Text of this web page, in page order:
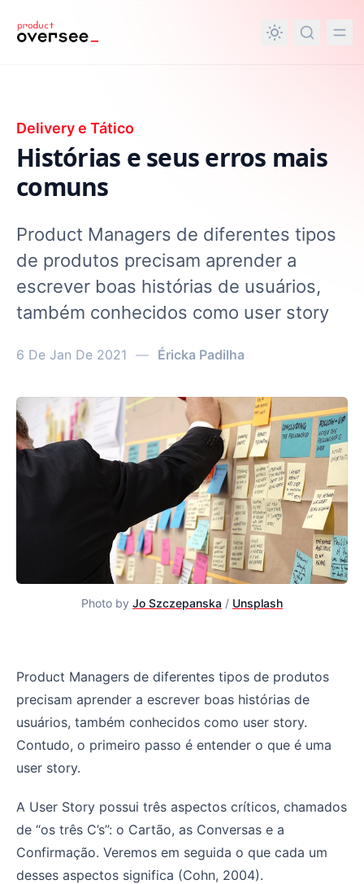
principal
Delivery e Tático
Histórias e seus erros mais
comuns
Product Managers de diferentes tipos
de produtos precisam aprender a
escrever boas histórias de usuários,
também conhecidos como user story
6 De Jan De 2021 — Éricka Padilha
Photo by Jo Szczepanska / Unsplash
Histórias e seus erros mais comuns
Product Managers de diferentes tipos de produtos
precisam aprender a escrever boas histórias de
usuários, também conhecidos como user story.
Contudo, o primeiro passo é entender o que é uma
user story.
A User Story possui três aspectos críticos, chamados
de “os três C’s”: o Cartão, as Conversas e a
Confirmação. Veremos em seguida o que cada um
desses aspectos significa (Cohn, 2004).